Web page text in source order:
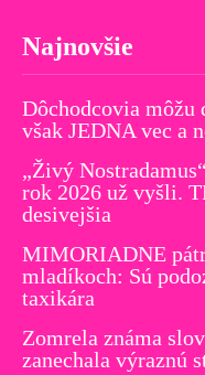
Najnovšie
Dôchodcovia môžu
však JEDNA vec a
„Živý
rok 2026 už vyšli.
desivejšia
MIMORIADNE
mladíkoch: Sú
taxikára
Zomrela známa
zanechala výraznú